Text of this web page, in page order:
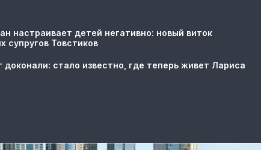
настраивает детей негативно: новый виток
супругов Товстиков
доконали: стало известно, где теперь живет Лариса